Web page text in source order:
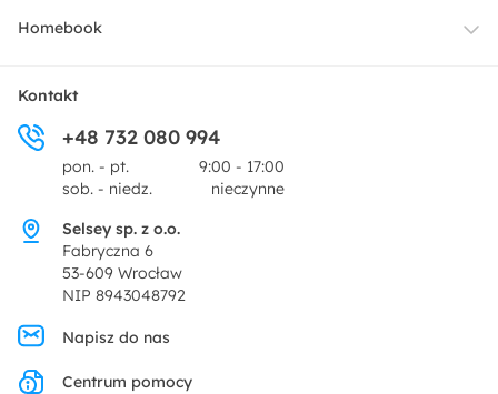
Dekoracje i akcesoria
Promocje
Dostawa
Zwroty
Pytania i odpowiedzi
Homebook
O nas
Centrum prasowe
Regulamin
Polityka prywatności
Ustawienia prywatności
Kontakt
+48 732 080 994
pon. - pt.
9:00 - 17:00
sob. - niedz.
nieczynne
Selsey sp. z o.o.
Fabryczna 6
53-609 Wrocław
NIP 8943048792
Napisz do nas
Centrum pomocy